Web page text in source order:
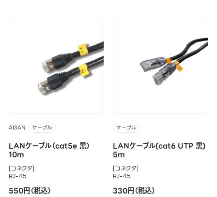
AISAN ケーブル
LANケーブル（cat5e 黒）
10m
[コネクタ]
RJ-45
550円（税込）
ケーブル
LANケーブル(cat6 UTP 黒)
5m
[コネクタ]
RJ-45
330円（税込）